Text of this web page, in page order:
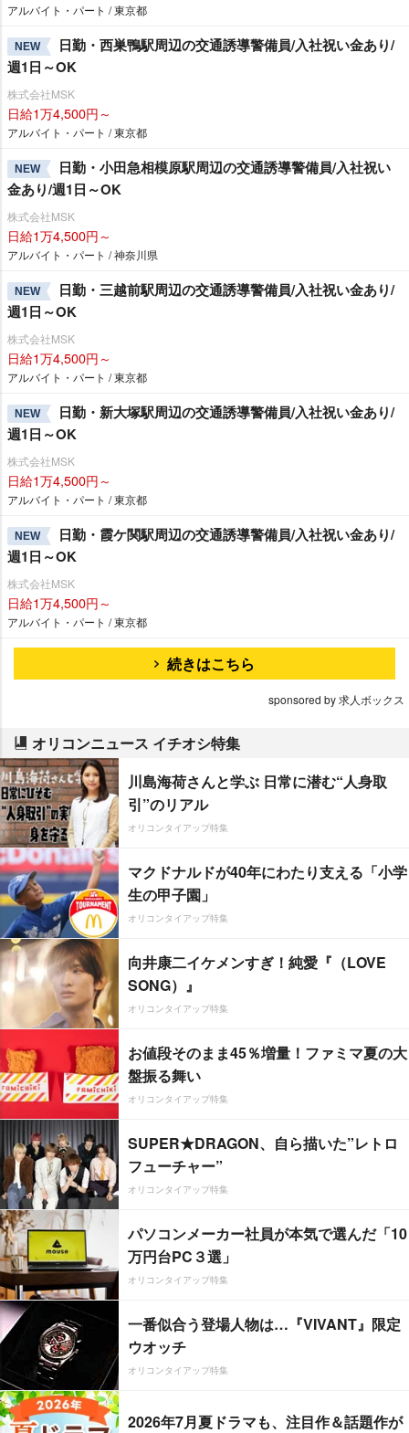
アルバイト・パート / 東京都
NEW
日勤・西巣鴨駅周辺の交通誘導警備員/入社祝い金あり/
週1日～OK
株式会社MSK
日給1万4,500円～
アルバイト・パート / 東京都
NEW
日勤・小田急相模原駅周辺の交通誘導警備員/入社祝い
金あり/週1日～OK
株式会社MSK
日給1万4,500円～
アルバイト・パート / 神奈川県
NEW
日勤・三越前駅周辺の交通誘導警備員/入社祝い金あり/
週1日～OK
株式会社MSK
日給1万4,500円～
アルバイト・パート / 東京都
NEW
日勤・新大塚駅周辺の交通誘導警備員/入社祝い金あり/
週1日～OK
株式会社MSK
日給1万4,500円～
アルバイト・パート / 東京都
NEW
日勤・霞ケ関駅周辺の交通誘導警備員/入社祝い金あり/
週1日～OK
株式会社MSK
日給1万4,500円～
アルバイト・パート / 東京都
続きはこちら
sponsored by 求人ボックス
オリコンニュース イチオシ特集
川島海荷さんと学ぶ 日常に潜む“人身取
引”のリアル
オリコンタイアップ特集
マクドナルドが40年にわたり支える「小学
生の甲子園」
オリコンタイアップ特集
向井康二イケメンすぎ！純愛『（LOVE
SONG）』
オリコンタイアップ特集
お値段そのまま45％増量！ファミマ夏の大
盤振る舞い
オリコンタイアップ特集
SUPER★DRAGON、自ら描いた”レトロ
フューチャー”
オリコンタイアップ特集
パソコンメーカー社員が本気で選んだ「10
万円台PC３選」
オリコンタイアップ特集
一番似合う登場人物は…『VIVANT』限定
ウオッチ
オリコンタイアップ特集
2026年7月夏ドラマも、注目作＆話題作が